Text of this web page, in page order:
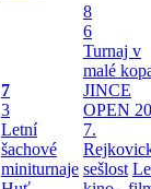
7
3
Letní
šachové
miniturnaje
8
6
Turnaj v
malé
JINCE
OPEN
7.
sešlost